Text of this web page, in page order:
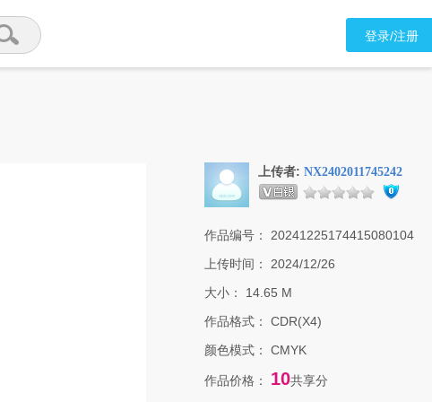
登录/注册
上传者: NX2402011745242
作品编号：
20241225174415080104
上传时间：
2024/12/26
大小：
14.65 M
作品格式：
CDR(X4)
颜色模式：
CMYK
作品价格： 10共享分